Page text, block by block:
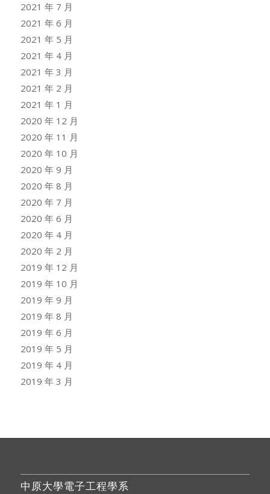
2021 年 7 月
2021 年 6 月
2021 年 5 月
2021 年 4 月
2021 年 3 月
2021 年 2 月
2021 年 1 月
2020 年 12 月
2020 年 11 月
2020 年 10 月
2020 年 9 月
2020 年 8 月
2020 年 7 月
2020 年 6 月
2020 年 4 月
2020 年 2 月
2019 年 12 月
2019 年 10 月
2019 年 9 月
2019 年 8 月
2019 年 6 月
2019 年 5 月
2019 年 4 月
2019 年 3 月
中原大學電子工程學系